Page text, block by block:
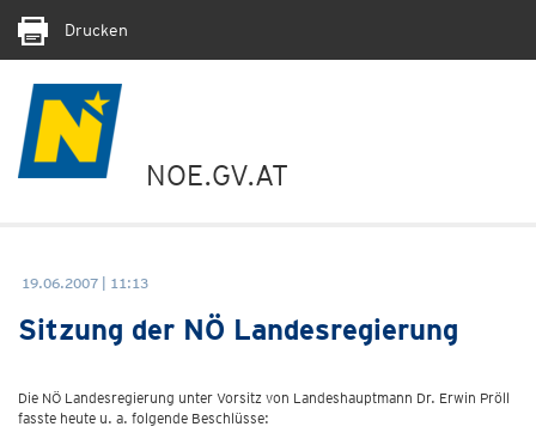
Drucken
NOE.GV.AT
19.06.2007 | 11:13
Sitzung der NÖ Landesregierung
Die NÖ Landesregierung unter Vorsitz von Landeshauptmann Dr. Erwin Pröll
fasste heute u. a. folgende Beschlüsse: